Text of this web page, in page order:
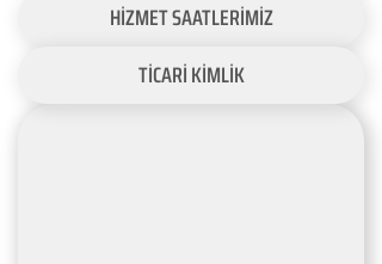
HİZMET SAATLERİMİZ
TİCARİ KİMLİK